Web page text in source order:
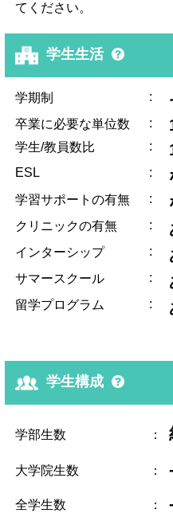
てください。
学生生活
学期制 :
卒業に必要な単位数 :
学生/教員数比 :
ESL :
学習サポートの有無 :
クリニックの有無 :
インターシップ :
サマースクール :
留学プログラム :
学生構成
学部生数 ：
大学院生数 ：
全学生数 ：